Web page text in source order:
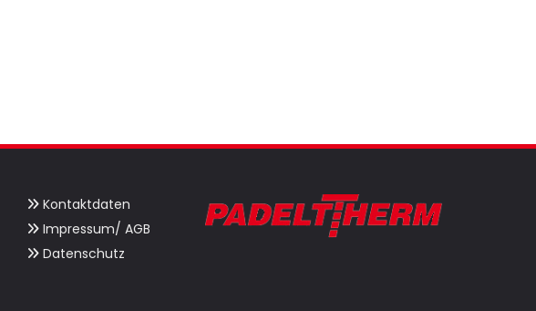
 Kontaktdaten
 Impressum/ AGB
 Datenschutz